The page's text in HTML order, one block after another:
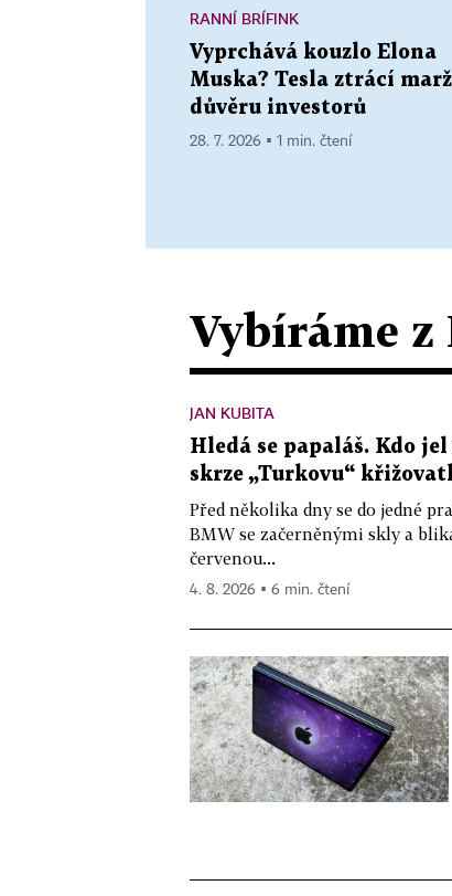
RANNÍ BRÍFINK
Vyprchává kouzlo Elona
Muska? Tesla ztrácí
důvěru investorů
28. 7. 2026 ▪ 1 min. čtení
Vybíráme z
JAN KUBITA
Hledá se papaláš. Kdo
skrze „Turkovu“
Před několika dny se do jedné
BMW se začerněnými skly a
červenou...
4. 8. 2026 ▪ 6 min. čtení